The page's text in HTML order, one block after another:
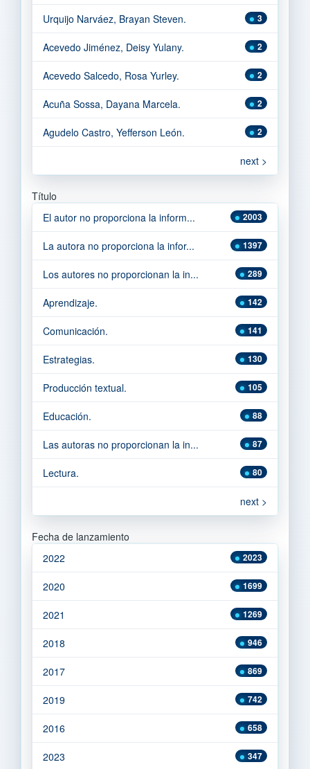
3
Urquijo Narváez, Brayan Steven.
2
Acevedo Jiménez, Deisy Yulany.
2
Acevedo Salcedo, Rosa Yurley.
2
Acuña Sossa, Dayana Marcela.
2
Agudelo Castro, Yefferson León.
next >
Título
2003
El autor no proporciona la inform...
1397
La autora no proporciona la infor...
289
Los autores no proporcionan la in...
142
Aprendizaje.
141
Comunicación.
130
Estrategias.
105
Producción textual.
88
Educación.
87
Las autoras no proporcionan la in...
80
Lectura.
next >
Fecha de lanzamiento
2023
2022
1699
2020
1269
2021
946
2018
869
2017
742
2019
658
2016
347
2023